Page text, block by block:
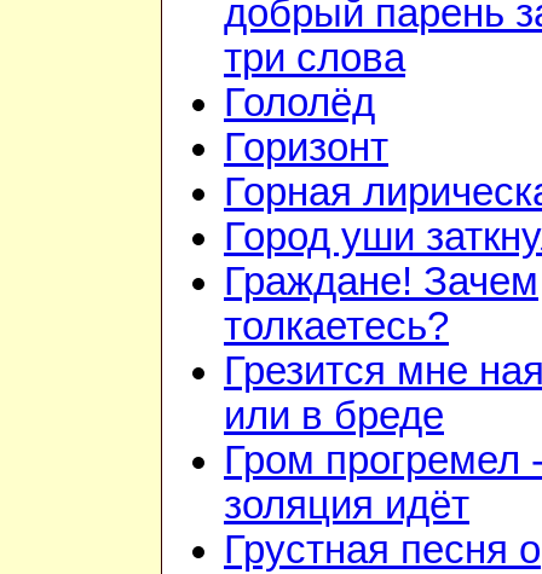
добрый парень
три слова
Гололёд
Горизонт
Горная
Город уши
Граждане! Зачем
толкаетесь?
Грезится мне
или в бреде
Гром прогремел
золяция идёт
Грустная песня о